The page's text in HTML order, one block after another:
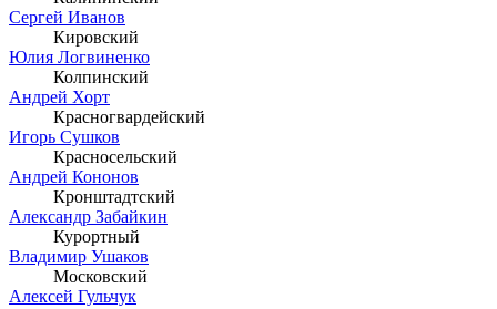
Сергей Иванов
Кировский
Юлия Логвиненко
Колпинский
Андрей Хорт
Красногвардейский
Игорь Сушков
Красносельский
Андрей Кононов
Кронштадтский
Александр Забайкин
Курортный
Владимир Ушаков
Московский
Алексей Гульчук